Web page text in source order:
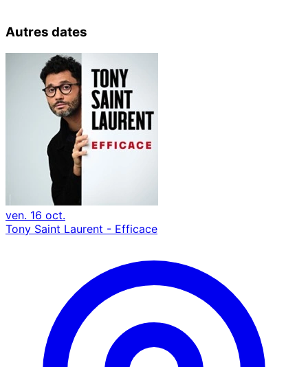
Autres dates
ven. 16 oct.
Tony Saint Laurent - Efficace